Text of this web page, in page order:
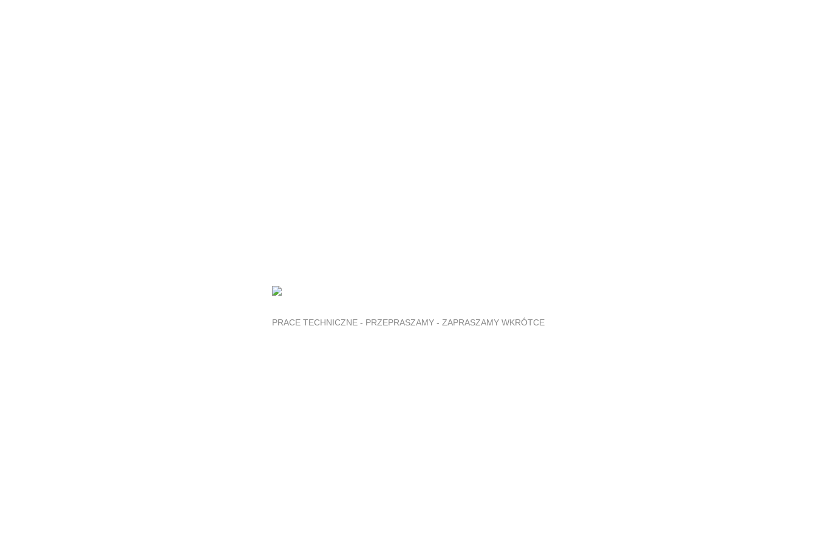
PRACE TECHNICZNE - PRZEPRASZAMY - ZAPRASZAMY WKRÓTCE